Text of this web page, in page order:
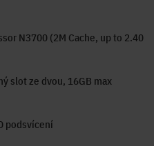
N3700 (2M Cache, up to 2.40
slot ze dvou, 16GB max
podsvícení